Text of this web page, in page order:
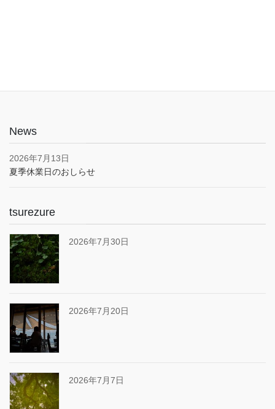
News
2026年7月13日
夏季休業日のおしらせ
tsurezure
2026年7月30日
2026年7月20日
2026年7月7日